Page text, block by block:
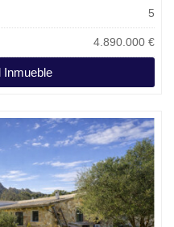
5
4.890.000 €
Inmueble